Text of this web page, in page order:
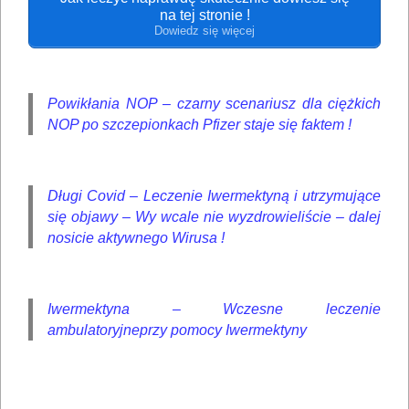
na tej stronie !
Dowiedz się więcej
Powikłania NOP – czarny scenariusz dla ciężkich
NOP po szczepionkach Pfizer staje się faktem !
Długi Covid – Leczenie Iwermektyną i utrzymujące
się objawy – Wy wcale nie wyzdrowieliście – dalej
nosicie aktywnego Wirusa !
Iwermektyna – Wczesne leczenie
ambulatoryjneprzy pomocy Iwermektyny